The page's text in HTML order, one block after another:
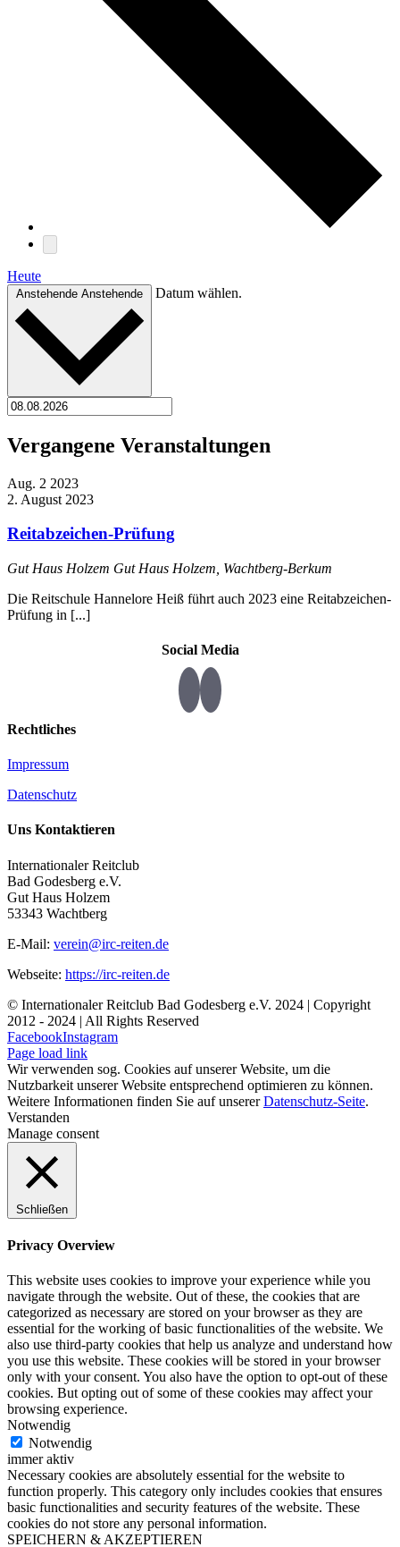
Heute
Anstehende Anstehende Datum wählen.
Vergangene Veranstaltungen
Aug. 2 2023
2. August 2023
Reitabzeichen-Prüfung
Gut Haus Holzem Gut Haus Holzem, Wachtberg-Berkum
Die Reitschule Hannelore Heiß führt auch 2023 eine Reitabzeichen-
Prüfung in [...]
Social Media
Rechtliches
Impressum
Datenschutz
Uns Kontaktieren
Internationaler Reitclub
Bad Godesberg e.V.
Gut Haus Holzem
53343 Wachtberg
E-Mail: verein@irc-reiten.de
Webseite: https://irc-reiten.de
© Internationaler Reitclub Bad Godesberg e.V. 2024 | Copyright
2012 - 2024 | All Rights Reserved
FacebookInstagram
Page load link
Wir verwenden sog. Cookies auf unserer Website, um die
Nutzbarkeit unserer Website entsprechend optimieren zu können.
Weitere Informationen finden Sie auf unsererDatenschutz-Seite.
Verstanden
Manage consent
Schließen
Privacy Overview
This website uses cookies to improve your experience while you
navigate through the website. Out of these, the cookies that are
categorized as necessary are stored on your browser as they are
essential for the working of basic functionalities of the website. We
also use third-party cookies that help us analyze and understand how
you use this website. These cookies will be stored in your browser
only with your consent. You also have the option to opt-out of these
cookies. But opting out of some of these cookies may affect your
browsing experience.
Notwendig
Notwendig
immer aktiv
Necessary cookies are absolutely essential for the website to
function properly. This category only includes cookies that ensures
basic functionalities and security features of the website. These
cookies do not store any personal information.
SPEICHERN & AKZEPTIEREN